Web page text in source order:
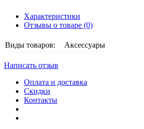
Характеристики
Отзывы о товаре (0)
Виды товаров: Аксессуары
Написать отзыв
Оплата и доставка
Скидки
Контакты